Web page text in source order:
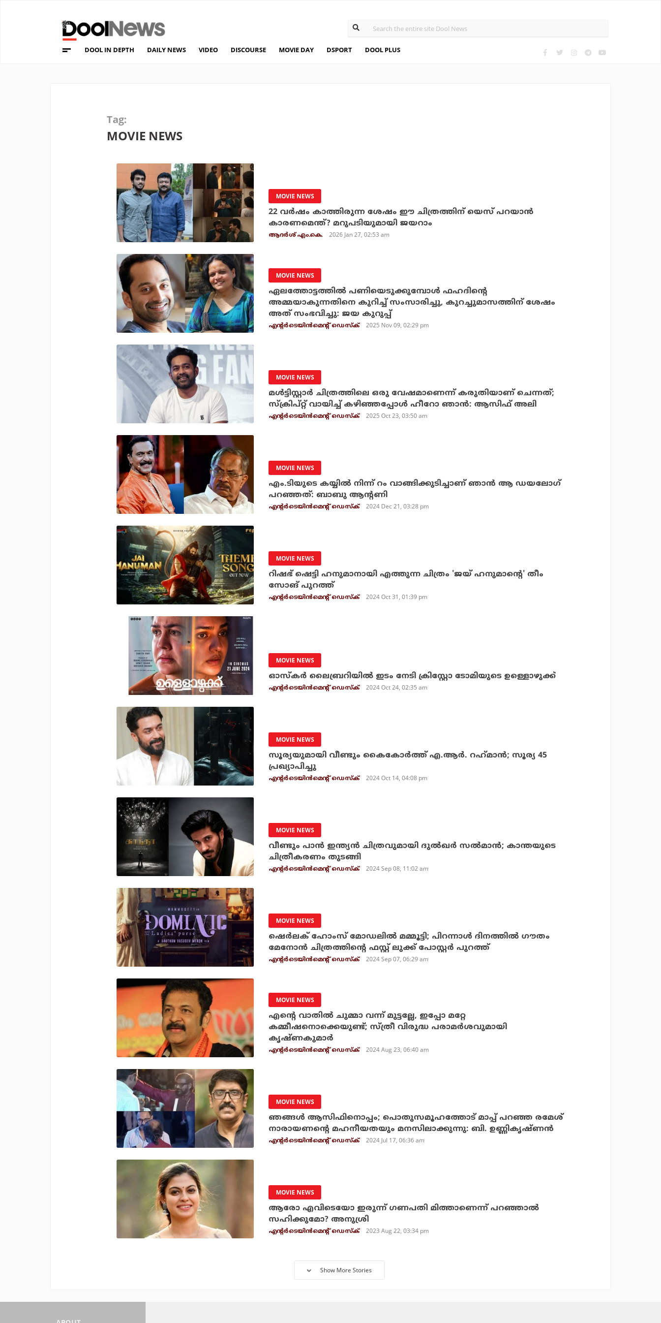
DOOL IN DEPTH DAILY NEWS VIDEO DISCOURSE MOVIE DAY DSPORT DOOL PLUS
Tag:
MOVIE NEWS
MOVIE NEWS
22 വര്‍ഷം കാത്തിരുന്ന ശേഷം ഈ ചിത്രത്തിന് യെസ് പറയാന്‍
കാരണമെന്ത്? മറുപടിയുമായി ജയറാം
ആദർശ് എം.കെ. 2026 Jan 27, 02:53 am
MOVIE NEWS
ഏലത്തോട്ടത്തില്‍ പണിയെടുക്കുമ്പോള്‍ ഫഹദിന്റെ
അമ്മയാകുന്നതിനെ കുറിച്ച് സംസാരിച്ചു, കുറച്ചുമാസത്തിന് ശേഷം
അത് സംഭവിച്ചു: ജയ കുറുപ്പ്
എന്റര്‍ടെയിന്‍മെന്റ് ഡെസ്‌ക് 2025 Nov 09, 02:29 pm
MOVIE NEWS
മള്‍ട്ടിസ്റ്റാര്‍ ചിത്രത്തിലെ ഒരു വേഷമാണെന്ന് കരുതിയാണ് ചെന്നത്;
സ്‌ക്രിപ്റ്റ് വായിച്ച് കഴിഞ്ഞപ്പോള്‍ ഹീറോ ഞാന്‍: ആസിഫ് അലി
എന്റര്‍ടെയിന്‍മെന്റ് ഡെസ്‌ക് 2025 Oct 23, 03:50 am
MOVIE NEWS
എം.ടിയുടെ കയ്യില്‍ നിന്ന് റം വാങ്ങിക്കുടിച്ചാണ് ഞാന്‍ ആ ഡയലോഗ്
പറഞ്ഞത്: ബാബു ആന്റണി
എന്റര്‍ടെയിന്‍മെന്റ് ഡെസ്‌ക് 2024 Dec 21, 03:28 pm
MOVIE NEWS
റിഷഭ് ഷെട്ടി ഹനുമാനായി എത്തുന്ന ചിത്രം 'ജയ് ഹനുമാന്റെ' തീം
സോങ് പുറത്ത്
എന്റര്‍ടെയിന്‍മെന്റ് ഡെസ്‌ക് 2024 Oct 31, 01:39 pm
MOVIE NEWS
ഓസ്‌കര്‍ ലൈബ്രറിയില്‍ ഇടം നേടി ക്രിസ്റ്റോ ടോമിയുടെ ഉള്ളൊഴുക്ക്
എന്റര്‍ടെയിന്‍മെന്റ് ഡെസ്‌ക് 2024 Oct 24, 02:35 am
MOVIE NEWS
സൂര്യയുമായി വീണ്ടും കൈകോര്‍ത്ത് എ.ആര്‍. റഹ്‌മാന്‍; സൂര്യ 45
പ്രഖ്യാപിച്ചു
എന്റര്‍ടെയിന്‍മെന്റ് ഡെസ്‌ക് 2024 Oct 14, 04:08 pm
MOVIE NEWS
വീണ്ടും പാന്‍ ഇന്ത്യന്‍ ചിത്രവുമായി ദുല്‍ഖര്‍ സല്‍മാന്‍; കാന്തയുടെ
ചിത്രീകരണം തുടങ്ങി
എന്റര്‍ടെയിന്‍മെന്റ് ഡെസ്‌ക് 2024 Sep 08, 11:02 am
MOVIE NEWS
ഷെര്‍ലക് ഹോംസ് മോഡലില്‍ മമ്മൂട്ടി; പിറന്നാള്‍ ദിനത്തില്‍ ഗൗതം
മേനോന്‍ ചിത്രത്തിന്റെ ഫസ്റ്റ് ലുക്ക് പോസ്റ്റര്‍ പുറത്ത്
എന്റര്‍ടെയിന്‍മെന്റ് ഡെസ്‌ക് 2024 Sep 07, 06:29 am
MOVIE NEWS
എന്റെ വാതിൽ ചുമ്മാ വന്ന് മുട്ടല്ലേ, ഇപ്പോ മറ്റേ
കമ്മീഷനൊക്കെയുണ്ട്; സ്ത്രീ വിരുദ്ധ പരാമർശവുമായി
കൃഷ്ണകുമാർ
എന്റര്‍ടെയിന്‍മെന്റ് ഡെസ്‌ക് 2024 Aug 23, 06:40 am
MOVIE NEWS
ഞങ്ങള്‍ ആസിഫിനൊപ്പം; പൊതുസമൂഹത്തോട് മാപ്പ് പറഞ്ഞ രമേശ്
നാരായണന്റെ മഹനീയതയും മനസിലാക്കുന്നു: ബി. ഉണ്ണികൃഷ്ണന്‍
എന്റര്‍ടെയിന്‍മെന്റ് ഡെസ്‌ക് 2024 Jul 17, 06:36 am
MOVIE NEWS
ആരോ എവിടെയോ ഇരുന്ന് ഗണപതി മിത്താണെന്ന് പറഞ്ഞാല്‍
സഹിക്കുമോ? അനുശ്രി
എന്റര്‍ടെയിന്‍മെന്റ് ഡെസ്‌ക് 2023 Aug 22, 03:34 pm
Show More Stories